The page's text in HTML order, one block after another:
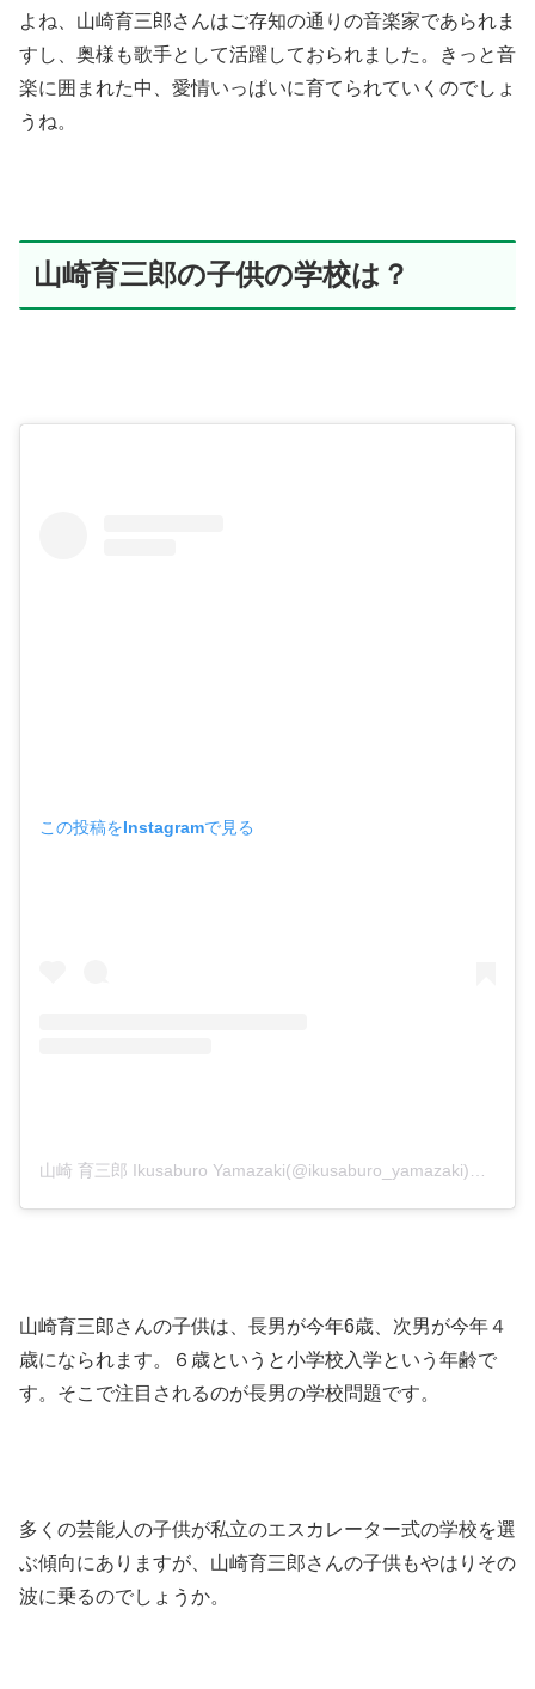
よね、山崎育三郎さんはご存知の通りの音楽家であられま
すし、奥様も歌手として活躍しておられました。きっと音
楽に囲まれた中、愛情いっぱいに育てられていくのでしょ
うね。
山崎育三郎の子供の学校は？
この投稿をInstagramで見る
山崎育三郎さんの子供は、長男が今年6歳、次男が今年４
歳になられます。６歳というと小学校入学という年齢で
す。そこで注目されるのが長男の学校問題です。
多くの芸能人の子供が私立のエスカレーター式の学校を選
ぶ傾向にありますが、山崎育三郎さんの子供もやはりその
波に乗るのでしょうか。